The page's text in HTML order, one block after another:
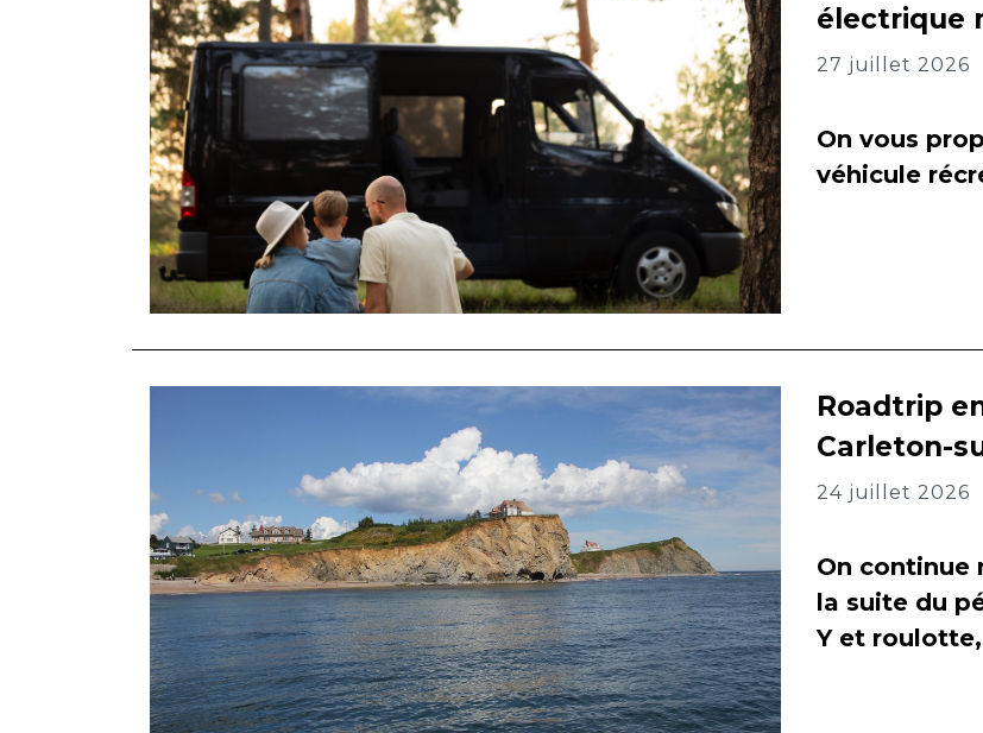
électrique
27 juillet 2026
On vous
véhicule
Roadtrip
Carleton-
24 juillet 2026
On continue
la suite du
Y et